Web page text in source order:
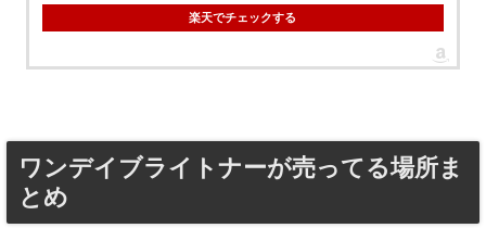
楽天でチェックする
ワンデイブライトナーが売ってる場所ま
とめ